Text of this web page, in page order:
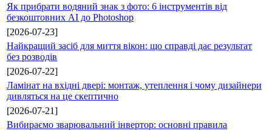
Як прибрати водяний знак з фото: 6 інструментів від
безкоштовних AI до Photoshop
[2026-07-23]
Найкращий засіб для миття вікон: що справді дає результат
без розводів
[2026-07-22]
Ламінат на вхідні двері: монтаж, утеплення і чому дизайнери
дивляться на це скептично
[2026-07-21]
Вибираємо зварювальний інвертор: основні правила